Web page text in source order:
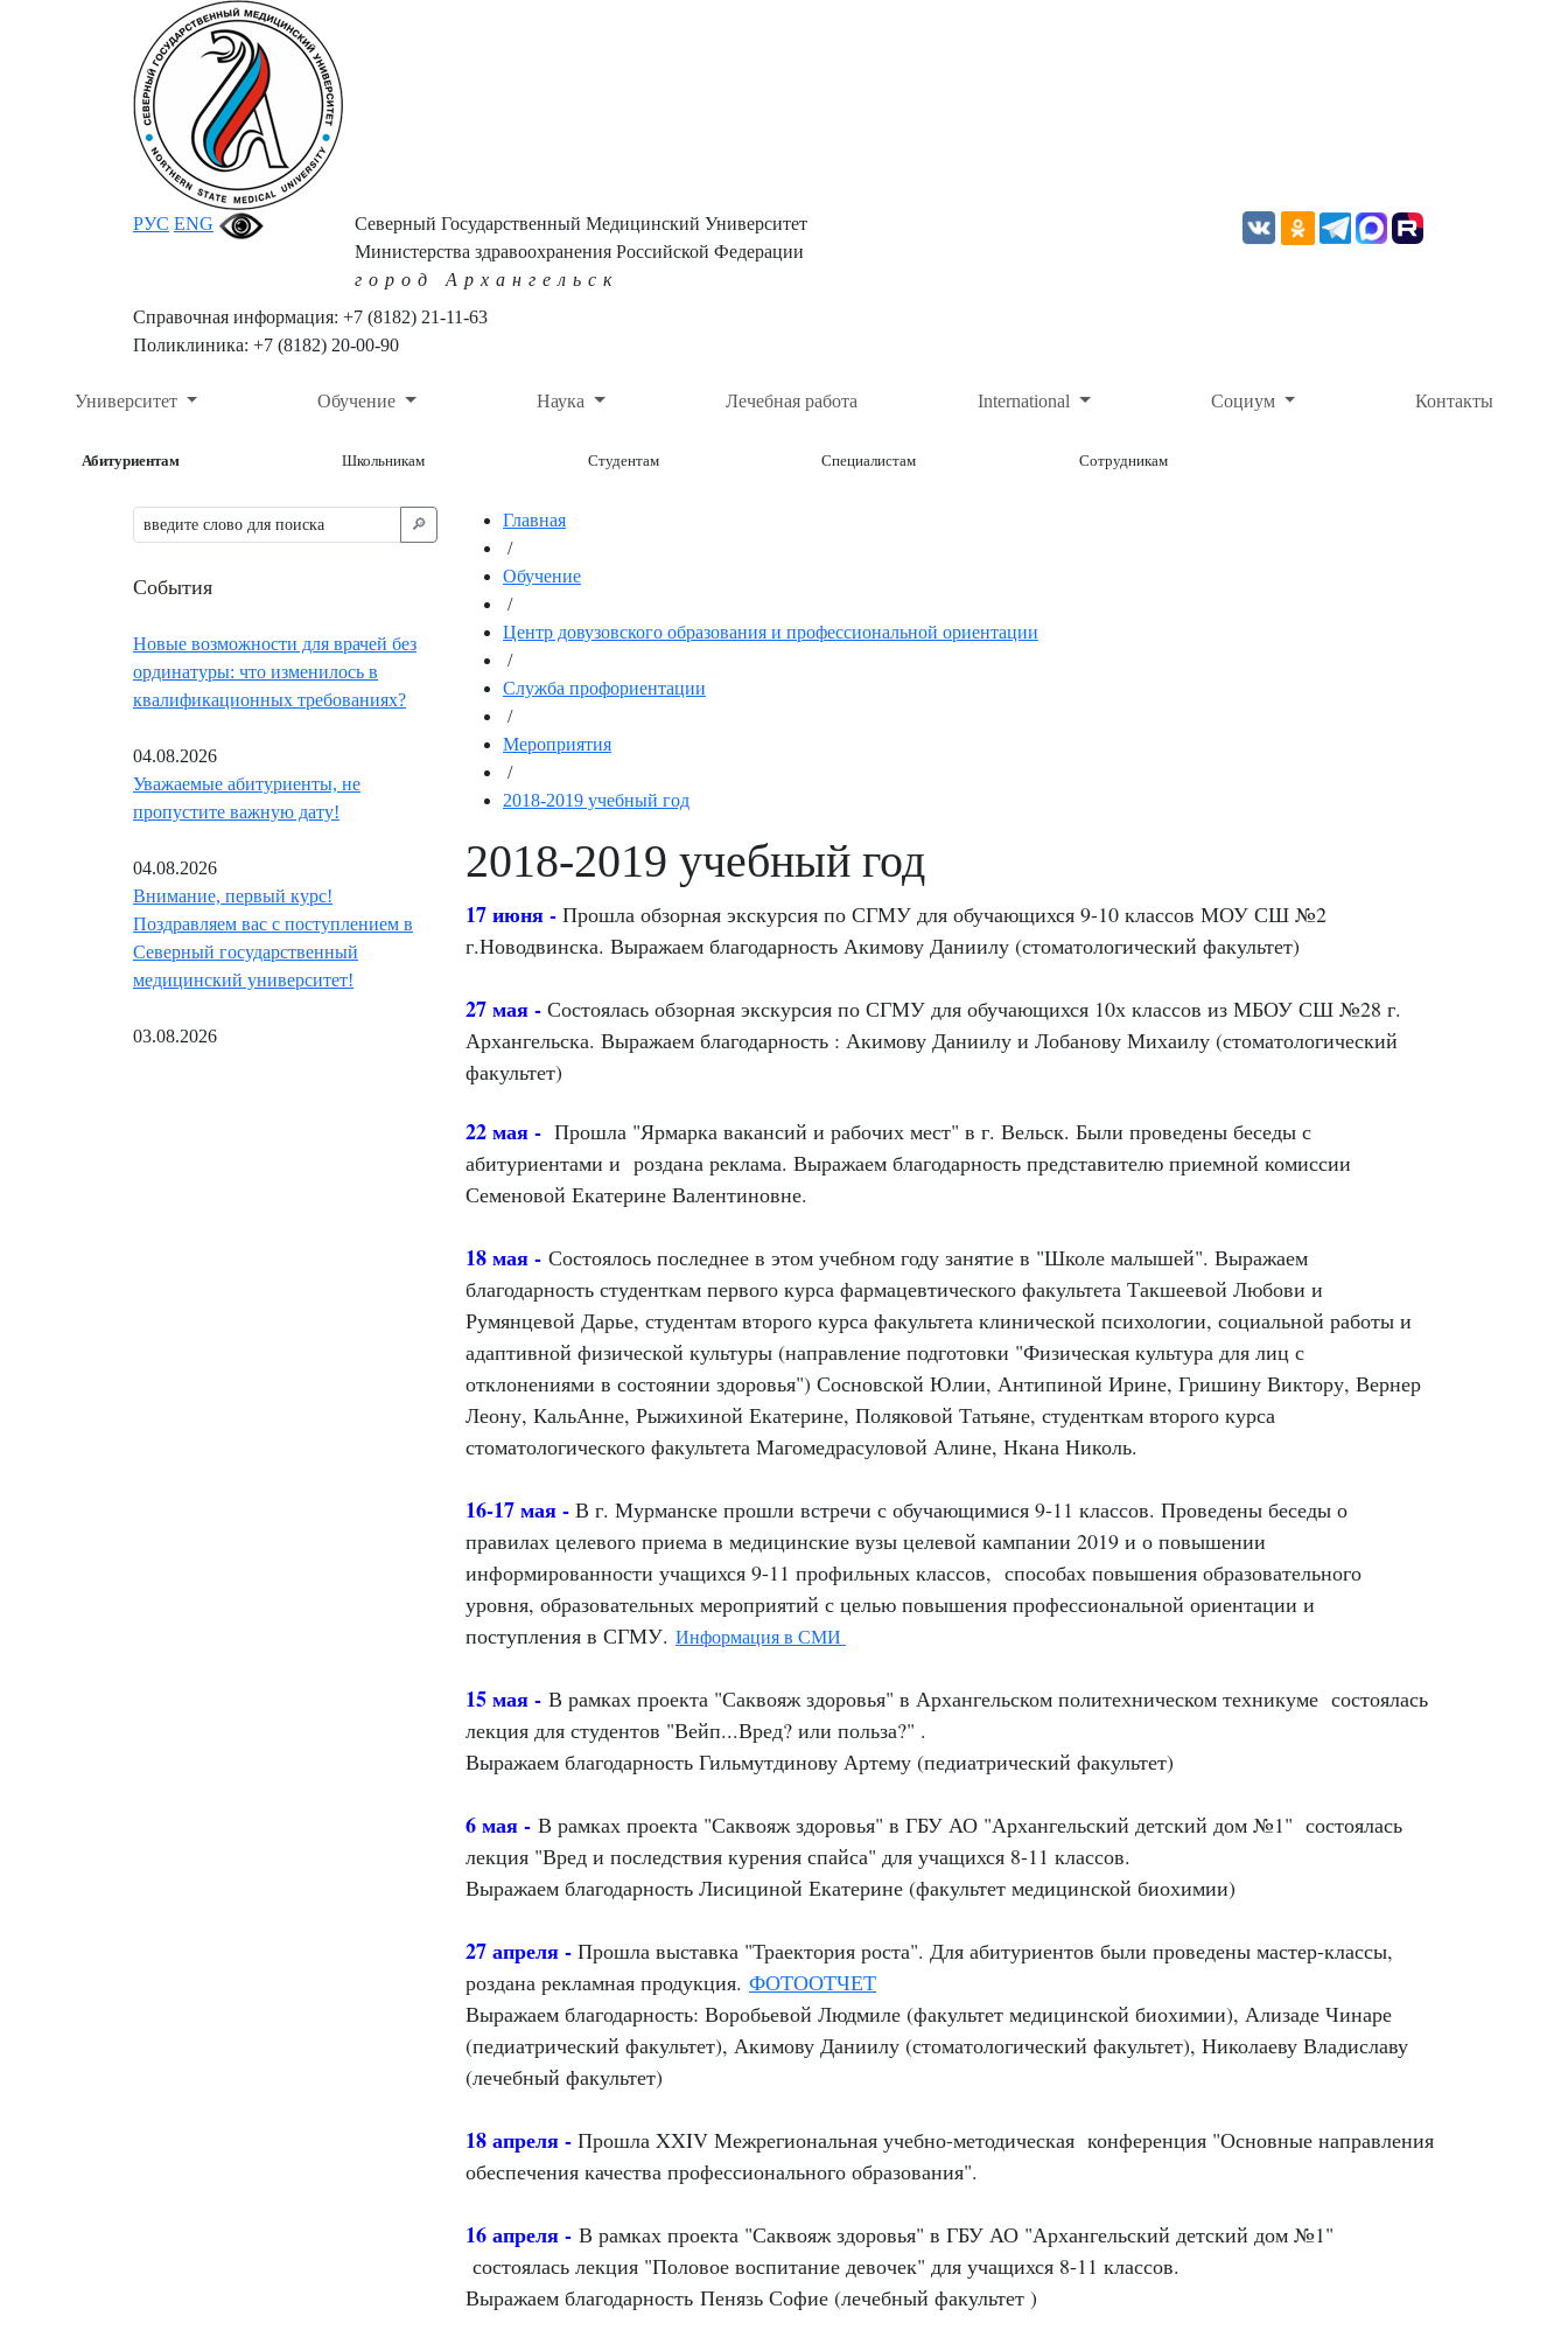
РУС ENG
Северный Государственный Медицинский Университет
Министерства здравоохранения Российской Федерации
город Архангельск
Справочная информация: +7 (8182) 21-11-63
Поликлиника: +7 (8182) 20-00-90
Университет Обучение Наука Лечебная работа International Социум Контакты
Абитуриентам Школьникам Студентам Специалистам Сотрудникам
🔎︎
События
Новые возможности для врачей без
ординатуры: что изменилось в
квалификационных требованиях?
04.08.2026
Уважаемые абитуриенты, не
пропустите важную дату!
04.08.2026
Внимание, первый курс!
Поздравляем вас с поступлением в
Северный государственный
медицинский университет!
03.08.2026
Главная
/
Обучение
/
Центр довузовского образования и профессиональной ориентации
/
Служба профориентации
/
Мероприятия
/
2018-2019 учебный год
2018-2019 учебный год
17 июня - Прошла обзорная экскурсия по СГМУ для обучающихся 9-10 классов МОУ СШ №2
г.Новодвинска. Выражаем благодарность Акимову Даниилу (стоматологический факультет)
27 мая - Состоялась обзорная экскурсия по СГМУ для обучающихся 10х классов из МБОУ СШ №28 г.
Архангельска. Выражаем благодарность : Акимову Даниилу и Лобанову Михаилу (стоматологический
факультет)
22 мая - Прошла "Ярмарка вакансий и рабочих мест" в г. Вельск. Были проведены беседы с
абитуриентами и роздана реклама. Выражаем благодарность представителю приемной комиссии
Семеновой Екатерине Валентиновне.
18 мая - Состоялось последнее в этом учебном году занятие в "Школе малышей". Выражаем
благодарность студенткам первого курса фармацевтического факультета Такшеевой Любови и
Румянцевой Дарье, студентам второго курса факультета клинической психологии, социальной работы и
адаптивной физической культуры (направление подготовки "Физическая культура для лиц с
отклонениями в состоянии здоровья") Сосновской Юлии, Антипиной Ирине, Гришину Виктору, Вернер
Леону, КальАнне, Рыжихиной Екатерине, Поляковой Татьяне, студенткам второго курса
стоматологического факультета Магомедрасуловой Алине, Нкана Николь.
16-17 мая - В г. Мурманске прошли встречи с обучающимися 9-11 классов. Проведены беседы о
правилах целевого приема в медицинские вузы целевой кампании 2019 и о повышении
информированности учащихся 9-11 профильных классов, способах повышения образовательного
уровня, образовательных мероприятий с целью повышения профессиональной ориентации и
поступления в СГМУ. Информация в СМИ
15 мая - В рамках проекта "Саквояж здоровья" в Архангельском политехническом техникуме состоялась
лекция для студентов "Вейп...Вред? или польза?" .
Выражаем благодарность Гильмутдинову Артему (педиатрический факультет)
6 мая - В рамках проекта "Саквояж здоровья" в ГБУ АО "Архангельский детский дом №1" состоялась
лекция "Вред и последствия курения спайса" для учащихся 8-11 классов.
Выражаем благодарность Лисициной Екатерине (факультет медицинской биохимии)
27 апреля - Прошла выставка "Траектория роста". Для абитуриентов были проведены мастер-классы,
роздана рекламная продукция. ФОТООТЧЕТ
Выражаем благодарность: Воробьевой Людмиле (факультет медицинской биохимии), Ализаде Чинаре
(педиатрический факультет), Акимову Даниилу (стоматологический факультет), Николаеву Владиславу
(лечебный факультет)
18 апреля - Прошла XXIV Межрегиональная учебно-методическая конференция "Основные направления
обеспечения качества профессионального образования".
16 апреля - В рамках проекта "Саквояж здоровья" в ГБУ АО "Архангельский детский дом №1"
состоялась лекция "Половое воспитание девочек" для учащихся 8-11 классов.
Выражаем благодарность Пенязь Софие (лечебный факультет )